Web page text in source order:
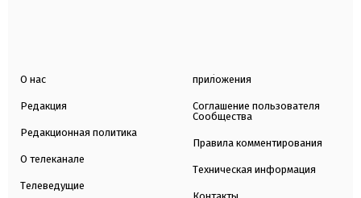
О нас
Редакция
Редакционная политика
О телеканале
Телеведущие
приложения
Соглашение пользователя
Сообщества
Правила комментирования
Техническая информация
Контакты